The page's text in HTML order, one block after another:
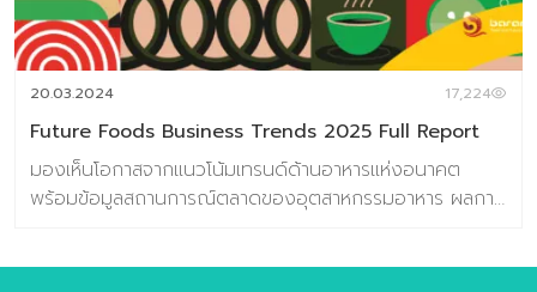
20.03.2024 17,224
Future Foods Business Trends 2025 Full Report
มองเห็นโอกาสจากแนวโน้มเทรนด์ด้านอาหารแห่งอนาคต
พร้อมข้อมูลสถานการณ์ตลาดของอุตสาหกรรมอาหาร ผลการ